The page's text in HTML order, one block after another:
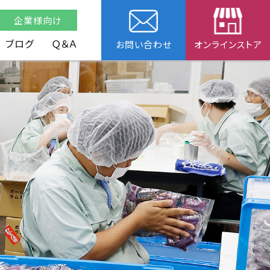
企業様向け
ブログ Ｑ＆Ａ お問い合わせ オンラインストア